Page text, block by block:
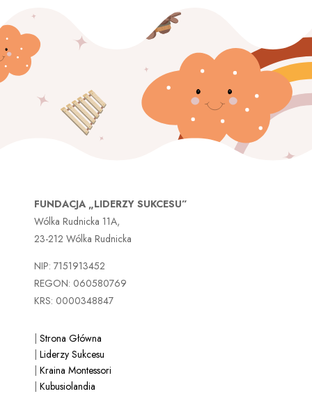
FUNDACJA „LIDERZY SUKCESU”
Wólka Rudnicka 11A,
23-212 Wólka Rudnicka
NIP: 7151913452
REGON: 060580769
KRS: 0000348847
Strona Główna
|Liderzy Sukcesu
|Kraina Montessori
|Kubusiolandia